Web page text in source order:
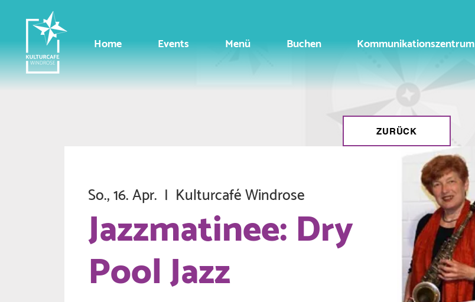
Home Events Menü Buchen Kommunikationszentrum
ZURÜCK
So., 16. Apr.
  |
Kulturcafé Windrose
Jazzmatinee: Dry
Pool Jazz